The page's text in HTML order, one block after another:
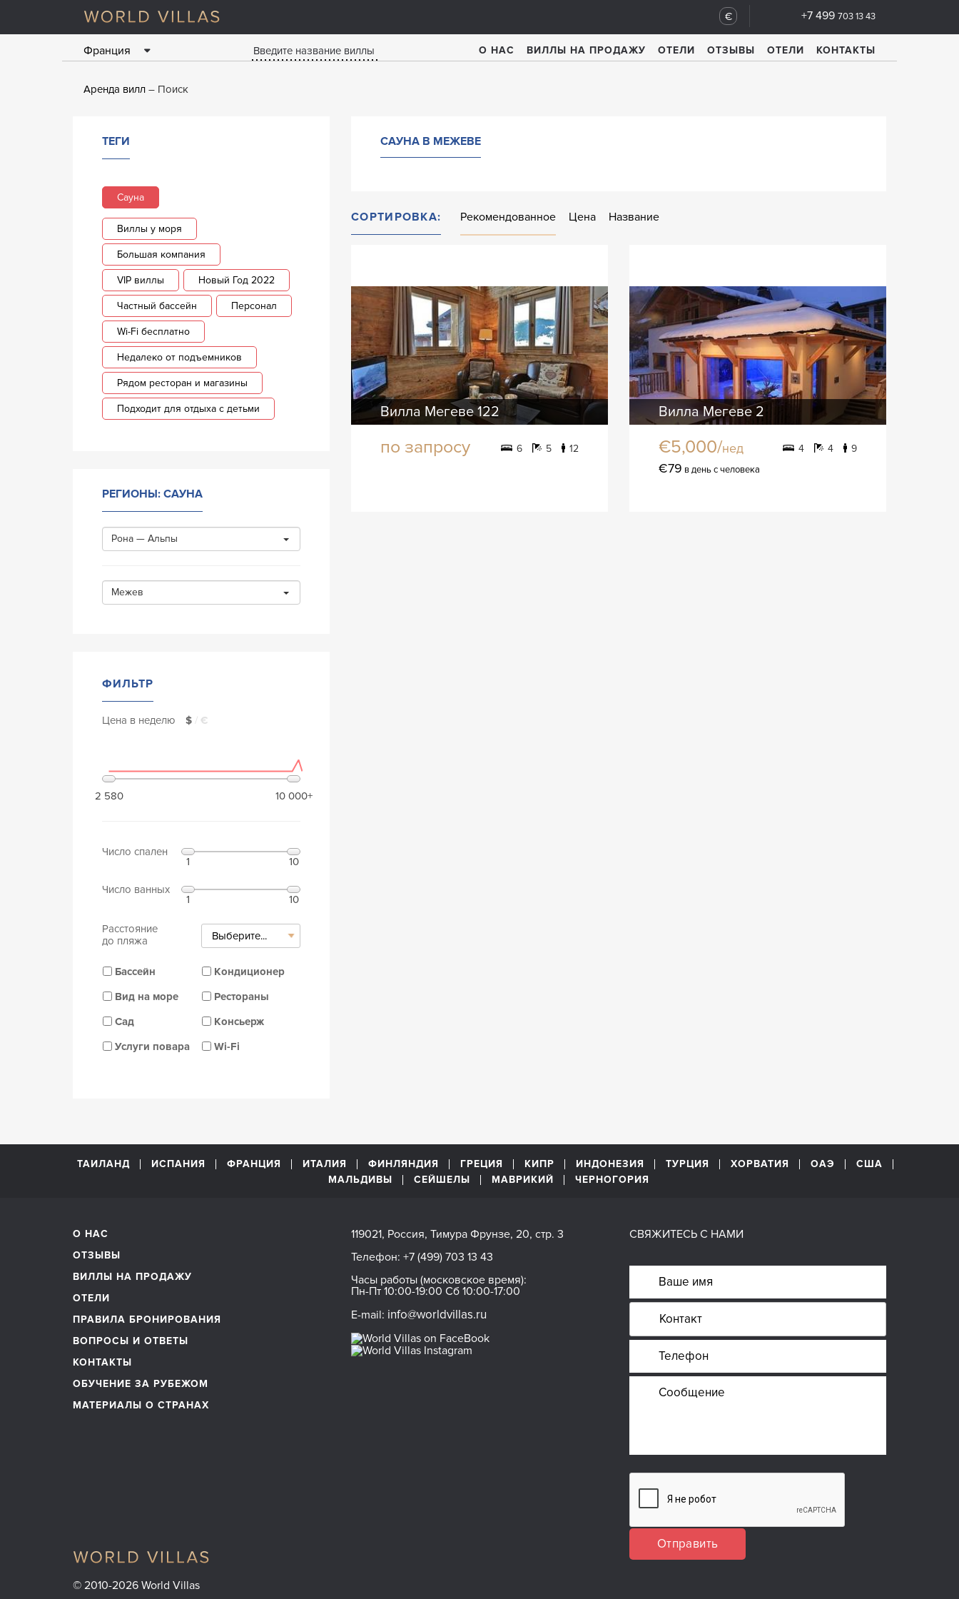
+7 499 703 13 43
€
Франция О НАС ВИЛЛЫ НА ПРОДАЖУ ОТЕЛИ ОТЗЫВЫ ОТЕЛИ КОНТАКТЫ
Аренда вилл Поиск
ТЕГИ
Сауна
Виллы у моря
Большая компания
VIP виллы Новый Год 2022
Частный бассейн Персонал
Wi-Fi бесплатно
Недалеко от подъемников
Рядом ресторан и магазины
Подходит для отдыха с детьми
РЕГИОНЫ: САУНА
Рона — Альпы
Межев
ФИЛЬТР
Цена в неделю $ / €
2 580 10 000+
Число спален
1 10
Число ванных
1 10
Расстояние
до пляжа
Выберите...
Бассейн
Вид на море
Сад
Услуги повара
Кондиционер
Рестораны
Консьерж
Wi-Fi
САУНА В МЕЖЕВЕ
СОРТИРОВКА: Рекомендованное Цена Название
Вилла Мегеве 122
по запросу 6 5 12
Вилла Мегеве 2
€5,000/нед 4 4 9
€79 в день с человека
ТАИЛАНД ИСПАНИЯ ФРАНЦИЯ ИТАЛИЯ ФИНЛЯНДИЯ ГРЕЦИЯ КИПР ИНДОНЕЗИЯ ТУРЦИЯ ХОРВАТИЯ ОАЭ
США
МАЛЬДИВЫ
СЕЙШЕЛЫ МАВРИКИЙ ЧЕРНОГОРИЯ
О НАС
ОТЗЫВЫ
ВИЛЛЫ НА ПРОДАЖУ
ОТЕЛИ
ПРАВИЛА БРОНИРОВАНИЯ
ВОПРОСЫ И ОТВЕТЫ
КОНТАКТЫ
ОБУЧЕНИЕ ЗА РУБЕЖОМ
МАТЕРИАЛЫ О СТРАНАХ
119021, Россия, Тимура Фрунзе, 20, стр. 3
Телефон: +7 (499) 703 13 43
Часы работы (московское время):
Пн-Пт 10:00-19:00 Сб 10:00-17:00
E-mail: info@worldvillas.ru
СВЯЖИТЕСЬ С НАМИ
Отправить
© 2010-2026 World Villas